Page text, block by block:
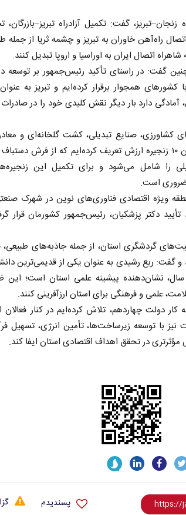
گفت: تکمیل آزادراه تبریز–بازرگان،
اتصال راه‌آهن خاوران به تبریز و چشمه ثریا از
اتصال ایران به اوراسیا و اروپا تبدیل کنند.
گفت: در راستای تأکید رئیس‌جمهور بر توسعه
کشورهای همجوار برقرار کرده‌ایم و تبریز به
دارد بار دیگر نقش کلیدی خود را در صادرات
کشاورزی، صنایع تبدیلی، کشت گلخانه‌ای و
مس استان اظهار کرد: در استان ۱۰ زنجیره ارزش تعریف کرده‌ایم که از فرش
را شامل می‌شود و برای تکمیل این
ضروری است.
ویژه اقتصادی فناوری‌های نوین در شهرک
دکتر پزشکیان، رئیس‌جمهور کشورمان قرار
گردشگری استان، از جمله جاذبه‌های طبیعی،
و گفت: ربع رشیدی به عنوان یکی از قدیمی‌ترین
جهان با قدمتی بیش از ۷۵۰ سال، نشان‌دهنده پیشینه علمی استان است؛
علمی و فرهنگی برای استان ارزآفرینی کنند.
کار دولت چهاردهم، تلاش کرده‌ایم در کنار
نیز با توسعه زیرساخت‌ها، تأمین انرژی، تسهیل
در تحقق اهداف اقتصادی استان ایفا کند.
پسندیدم
انرژی تا بن‌بست ترامپ حکایت
نرگس